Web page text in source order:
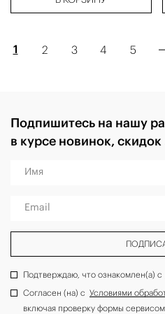
1 2 3 4 5
Подпишитесь на нашу
в курсе новинок, скидок
Имя
Email
Подтверждаю, что ознакомлен(а) с
Согласен (на) с Условиями
включая проверку формы